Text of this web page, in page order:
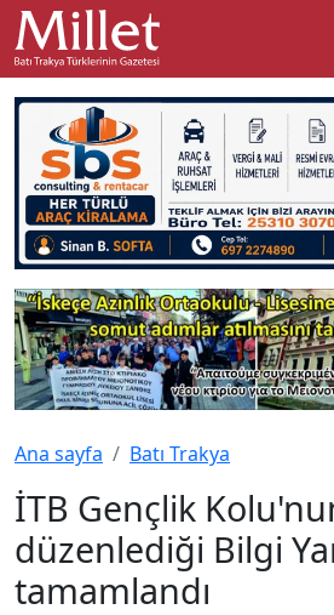
Ana sayfa Batı Trakya
İTB Gençlik
düzenlediği Bilgi
tamamlandı